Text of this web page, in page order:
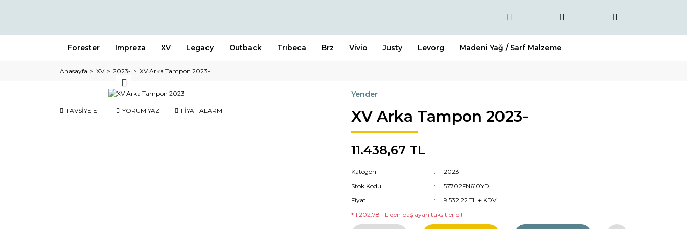
Forester Impreza XV Legacy Outback Trıbeca Brz Vivio Justy Levorg Madeni Yağ / Sarf Malzeme
Anasayfa XV 2023- XV Arka Tampon 2023-
TAVSİYE ET YORUM YAZ FİYAT ALARMI
Yender
XV Arka Tampon 2023-
11.438,67 TL
Kategori
2023-
Stok Kodu
57702FN610YD
Fiyat
9.532,22 TL + KDV
* 1.202,78 TL den başlayan taksitlerle!!